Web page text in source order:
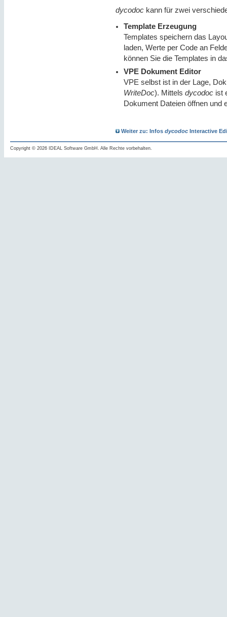
dycodoc kann für zwei
Template Erzeugung
Templates speichern das
laden, Werte per Code an
können Sie die Templates in
VPE Dokument Editor
VPE selbst ist in der Lage,
WriteDoc). Mittels dycodoc ist
Dokument Dateien öffnen und
Weiter zu: Infos dycodoc Interactive
Copyright © 2026 IDEAL Software GmbH. Alle Rechte vorbehalten.